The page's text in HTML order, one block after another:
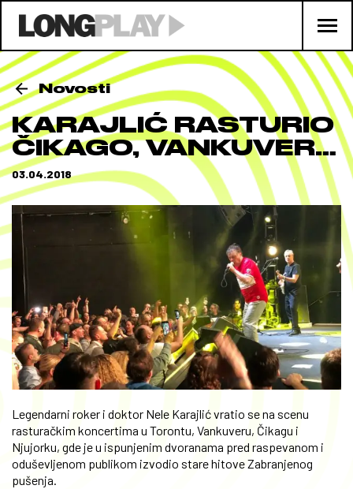
Novosti
KARAJLIĆ RASTURIO
ČIKAGO, VANKUVER…
03.04.2018
Legendarni roker i doktor Nele Karajlić vratio se na scenu
rasturačkim koncertima u Torontu, Vankuveru, Čikagu i
Njujorku, gde je u ispunjenim dvoranama pred raspevanom i
oduševljenom publikom izvodio stare hitove Zabranjenog
pušenja.